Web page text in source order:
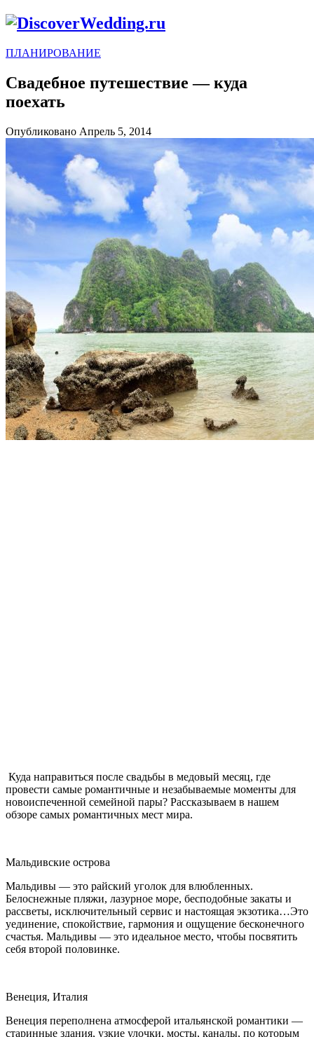
ПЛАНИРОВАНИЕ
Свадебное путешествие — куда
поехать
Опубликовано Апрель 5, 2014
Куда направиться после свадьбы в медовый месяц, где
провести самые романтичные и незабываемые моменты для
новоиспеченной семейной пары? Рассказываем в нашем
обзоре самых романтичных мест мира.
Мальдивские острова
Мальдивы — это райский уголок для влюбленных.
Белоснежные пляжи, лазурное море, бесподобные закаты и
рассветы, исключительный сервис и настоящая экзотика…Это
уединение, спокойствие, гармония и ощущение бесконечного
счастья. Мальдивы — это идеальное место, чтобы посвятить
себя второй половинке.
Венеция, Италия
Венеция переполнена атмосферой итальянской романтики —
старинные здания, узкие улочки, мосты, каналы, по которым